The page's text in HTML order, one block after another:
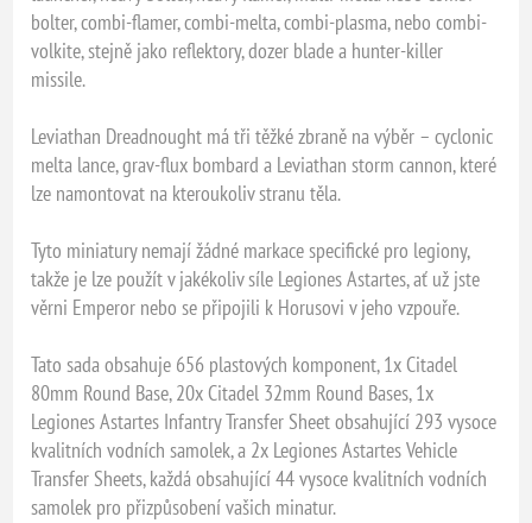
bolter, combi-flamer, combi-melta, combi-plasma, nebo combi-
volkite, stejně jako reflektory, dozer blade a hunter-killer
missile.
Leviathan Dreadnought má tři těžké zbraně na výběr – cyclonic
melta lance, grav-flux bombard a Leviathan storm cannon, které
lze namontovat na kteroukoliv stranu těla.
Tyto miniatury nemají žádné markace specifické pro legiony,
takže je lze použít v jakékoliv síle Legiones Astartes, ať už jste
věrni Emperor nebo se připojili k Horusovi v jeho vzpouře.
Tato sada obsahuje 656 plastových komponent, 1x Citadel
80mm Round Base, 20x Citadel 32mm Round Bases, 1x
Legiones Astartes Infantry Transfer Sheet obsahující 293 vysoce
kvalitních vodních samolek, a 2x Legiones Astartes Vehicle
Transfer Sheets, každá obsahující 44 vysoce kvalitních vodních
samolek pro přizpůsobení vašich minatur.